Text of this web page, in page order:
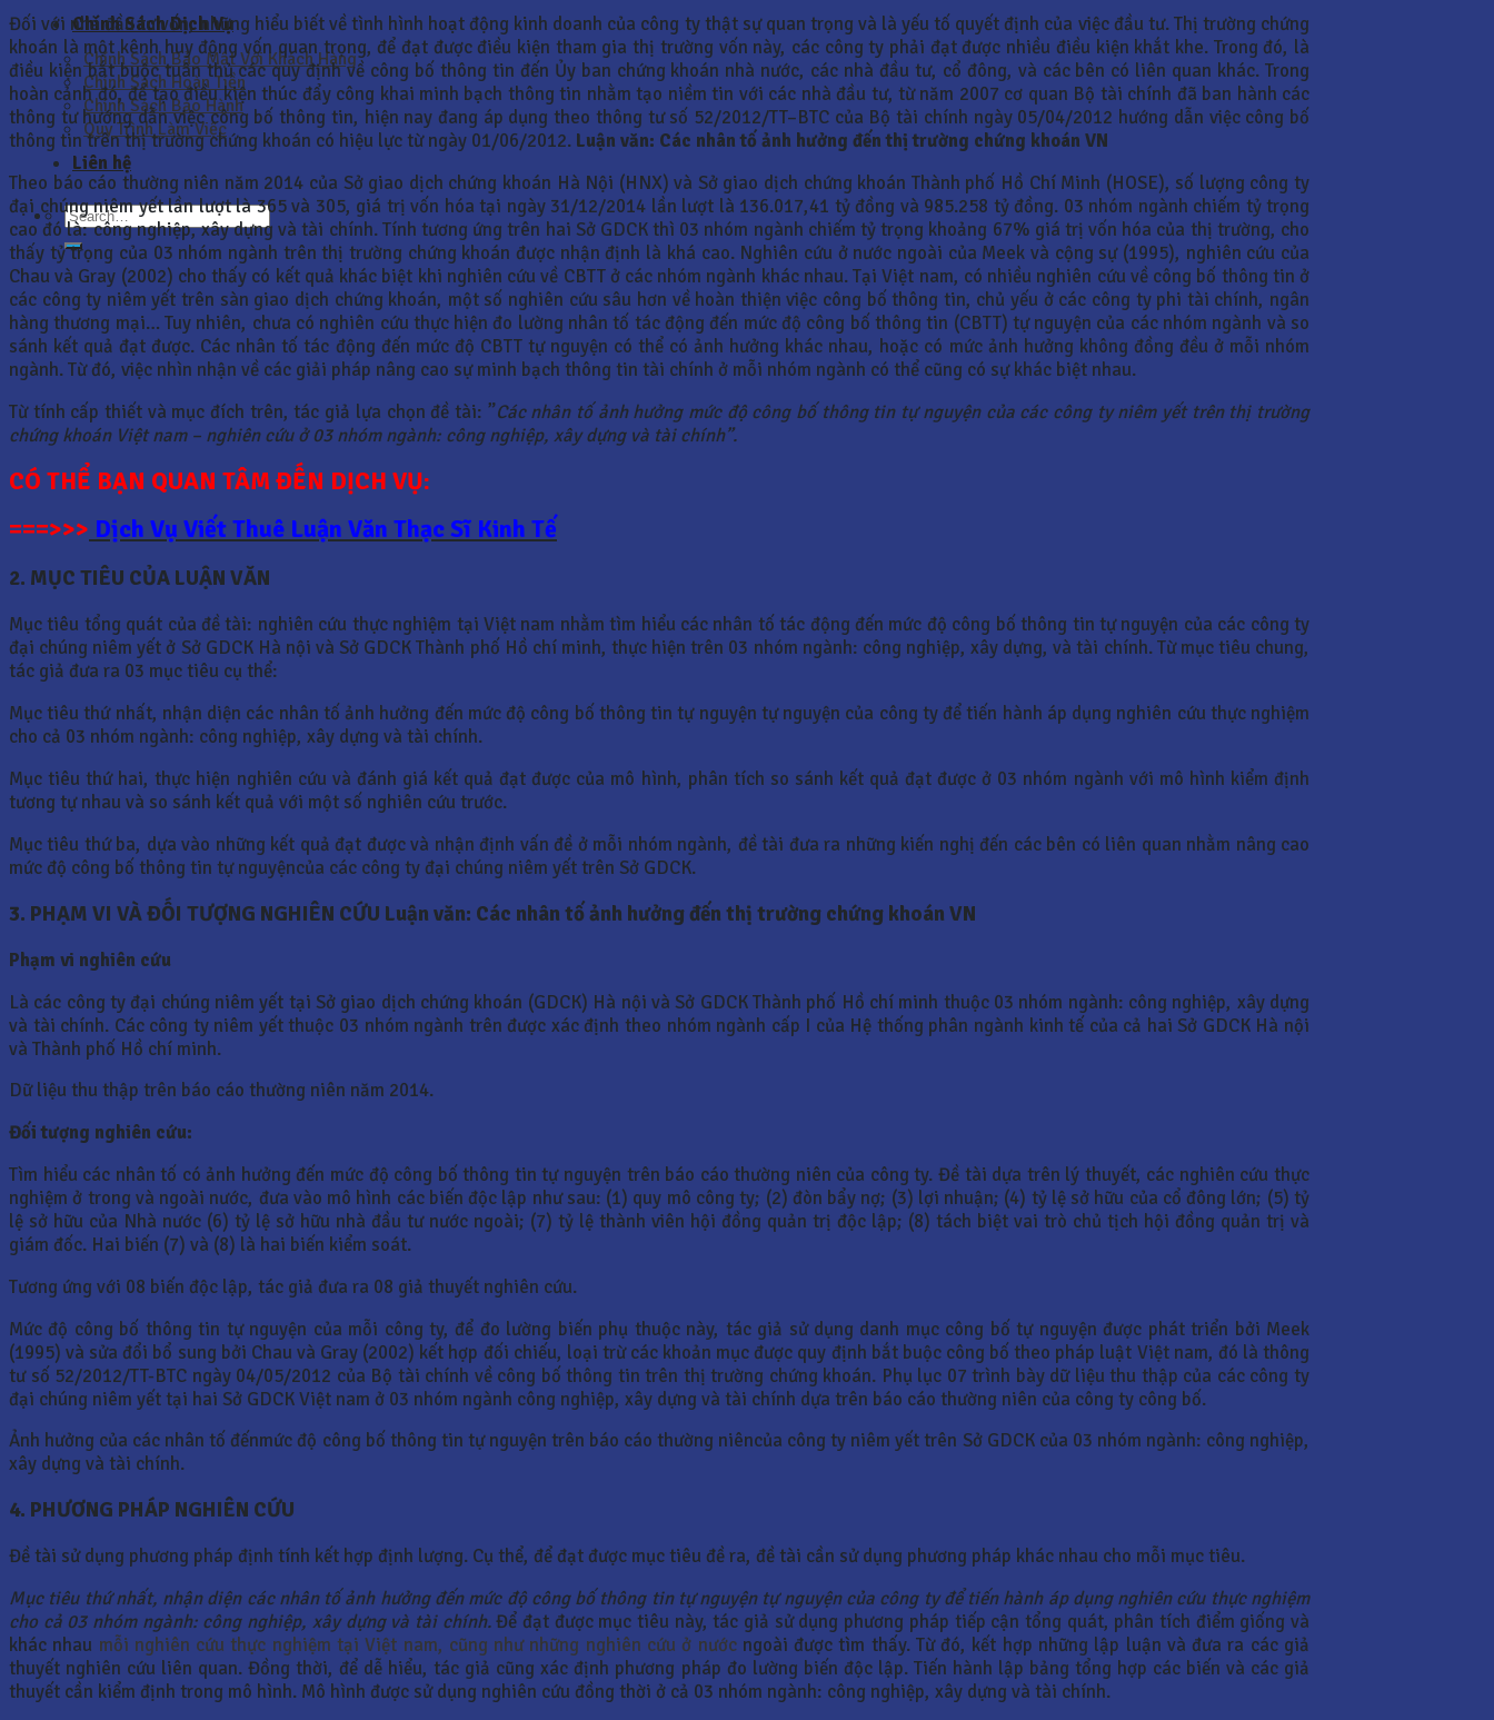
Chính Sách Dịch Vụ
Chính Sách Bảo Mật Với Khách Hàng
Chính Sách Hoàn Tiền
Chính Sách Bảo Hành
Quy Trình Làm Việc
Liên hệ
Đối với nhà đầu tư vốn, những hiểu biết về tình hình hoạt động kinh doanh của công ty thật sự quan trọng và là yếu tố quyết định của việc đầu tư. Thị trường chứng
khoán là một kênh huy động vốn quan trọng, để đạt được điều kiện tham gia thị trường vốn này, các công ty phải đạt được nhiều điều kiện khắt khe. Trong đó, là
điều kiện bắt buộc tuân thủ các quy định về công bố thông tin đến Ủy ban chứng khoán nhà nước, các nhà đầu tư, cổ đông, và các bên có liên quan khác. Trong
hoàn cảnh đó, để tạo điều kiện thúc đẩy công khai minh bạch thông tin nhằm tạo niềm tin với các nhà đầu tư, từ năm 2007 cơ quan Bộ tài chính đã ban hành các
thông tư hướng dẫn việc công bố thông tin, hiện nay đang áp dụng theo thông tư số 52/2012/TT–BTC của Bộ tài chính ngày 05/04/2012 hướng dẫn việc công bố
thông tin trên thị trường chứng khoán có hiệu lực từ ngày 01/06/2012. Luận văn: Các nhân tố ảnh hưởng đến thị trường chứng khoán VN
Theo báo cáo thường niên năm 2014 của Sở giao dịch chứng khoán Hà Nội (HNX) và Sở giao dịch chứng khoán Thành phố Hồ Chí Minh (HOSE), số lượng công ty
đại chúng niêm yết lần lượt là 365 và 305, giá trị vốn hóa tại ngày 31/12/2014 lần lượt là 136.017,41 tỷ đồng và 985.258 tỷ đồng. 03 nhóm ngành chiếm tỷ trọng
cao đó là: công nghiệp, xây dựng và tài chính. Tính tương ứng trên hai Sở GDCK thì 03 nhóm ngành chiếm tỷ trọng khoảng 67% giá trị vốn hóa của thị trường, cho
thấy tỷ trọng của 03 nhóm ngành trên thị trường chứng khoán được nhận định là khá cao. Nghiên cứu ở nước ngoài của Meek và cộng sự (1995), nghiên cứu của
Chau và Gray (2002) cho thấy có kết quả khác biệt khi nghiên cứu về CBTT ở các nhóm ngành khác nhau. Tại Việt nam, có nhiều nghiên cứu về công bố thông tin ở
các công ty niêm yết trên sàn giao dịch chứng khoán, một số nghiên cứu sâu hơn về hoàn thiện việc công bố thông tin, chủ yếu ở các công ty phi tài chính, ngân
hàng thương mại… Tuy nhiên, chưa có nghiên cứu thực hiện đo lường nhân tố tác động đến mức độ công bố thông tin (CBTT) tự nguyện của các nhóm ngành và so
sánh kết quả đạt được. Các nhân tố tác động đến mức độ CBTT tự nguyện có thể có ảnh hưởng khác nhau, hoặc có mức ảnh hưởng không đồng đều ở mỗi nhóm
ngành. Từ đó, việc nhìn nhận về các giải pháp nâng cao sự minh bạch thông tin tài chính ở mỗi nhóm ngành có thể cũng có sự khác biệt nhau.
Từ tính cấp thiết và mục đích trên, tác giả lựa chọn đề tài: ”Các nhân tố ảnh hưởng mức độ công bố thông tin tự nguyện của các công ty niêm yết trên thị trường
chứng khoán Việt nam – nghiên cứu ở 03 nhóm ngành: công nghiệp, xây dựng và tài chính”.
CÓ THỂ BẠN QUAN TÂM ĐẾN DỊCH VỤ:
===>>> Dịch Vụ Viết Thuê Luận Văn Thạc Sĩ Kinh Tế
2. MỤC TIÊU CỦA LUẬN VĂN
Mục tiêu tổng quát của đề tài: nghiên cứu thực nghiệm tại Việt nam nhằm tìm hiểu các nhân tố tác động đến mức độ công bố thông tin tự nguyện của các công ty
đại chúng niêm yết ở Sở GDCK Hà nội và Sở GDCK Thành phố Hồ chí minh, thực hiện trên 03 nhóm ngành: công nghiệp, xây dựng, và tài chính. Từ mục tiêu chung,
tác giả đưa ra 03 mục tiêu cụ thể:
Mục tiêu thứ nhất, nhận diện các nhân tố ảnh hưởng đến mức độ công bố thông tin tự nguyện tự nguyện của công ty để tiến hành áp dụng nghiên cứu thực nghiệm
cho cả 03 nhóm ngành: công nghiệp, xây dựng và tài chính.
Mục tiêu thứ hai, thực hiện nghiên cứu và đánh giá kết quả đạt được của mô hình, phân tích so sánh kết quả đạt được ở 03 nhóm ngành với mô hình kiểm định
tương tự nhau và so sánh kết quả với một số nghiên cứu trước.
Mục tiêu thứ ba, dựa vào những kết quả đạt được và nhận định vấn đề ở mỗi nhóm ngành, đề tài đưa ra những kiến nghị đến các bên có liên quan nhằm nâng cao
mức độ công bố thông tin tự nguyệncủa các công ty đại chúng niêm yết trên Sở GDCK.
3. PHẠM VI VÀ ĐỐI TƯỢNG NGHIÊN CỨU Luận văn: Các nhân tố ảnh hưởng đến thị trường chứng khoán VN
Phạm vi nghiên cứu
Là các công ty đại chúng niêm yết tại Sở giao dịch chứng khoán (GDCK) Hà nội và Sở GDCK Thành phố Hồ chí minh thuộc 03 nhóm ngành: công nghiệp, xây dựng
và tài chính. Các công ty niêm yết thuộc 03 nhóm ngành trên được xác định theo nhóm ngành cấp I của Hệ thống phân ngành kinh tế của cả hai Sở GDCK Hà nội
và Thành phố Hồ chí minh.
Dữ liệu thu thập trên báo cáo thường niên năm 2014.
Đối tượng nghiên cứu:
Tìm hiểu các nhân tố có ảnh hưởng đến mức độ công bố thông tin tự nguyện trên báo cáo thường niên của công ty. Đề tài dựa trên lý thuyết, các nghiên cứu thực
nghiệm ở trong và ngoài nước, đưa vào mô hình các biến độc lập như sau: (1) quy mô công ty; (2) đòn bẩy nợ; (3) lợi nhuận; (4) tỷ lệ sở hữu của cổ đông lớn; (5) tỷ
lệ sở hữu của Nhà nước (6) tỷ lệ sở hữu nhà đầu tư nước ngoài; (7) tỷ lệ thành viên hội đồng quản trị độc lập; (8) tách biệt vai trò chủ tịch hội đồng quản trị và
giám đốc. Hai biến (7) và (8) là hai biến kiểm soát.
Tương ứng với 08 biến độc lập, tác giả đưa ra 08 giả thuyết nghiên cứu.
Mức độ công bố thông tin tự nguyện của mỗi công ty, để đo lường biến phụ thuộc này, tác giả sử dụng danh mục công bố tự nguyện được phát triển bởi Meek
(1995) và sửa đổi bổ sung bởi Chau và Gray (2002) kết hợp đối chiếu, loại trừ các khoản mục được quy định bắt buộc công bố theo pháp luật Việt nam, đó là thông
tư số 52/2012/TT-BTC ngày 04/05/2012 của Bộ tài chính về công bố thông tin trên thị trường chứng khoán. Phụ lục 07 trình bày dữ liệu thu thập của các công ty
đại chúng niêm yết tại hai Sở GDCK Việt nam ở 03 nhóm ngành công nghiệp, xây dựng và tài chính dựa trên báo cáo thường niên của công ty công bố.
Ảnh hưởng của các nhân tố đếnmức độ công bố thông tin tự nguyện trên báo cáo thường niêncủa công ty niêm yết trên Sở GDCK của 03 nhóm ngành: công nghiệp,
xây dựng và tài chính.
4. PHƯƠNG PHÁP NGHIÊN CỨU
Đề tài sử dụng phương pháp định tính kết hợp định lượng. Cụ thể, để đạt được mục tiêu đề ra, đề tài cần sử dụng phương pháp khác nhau cho mỗi mục tiêu.
Mục tiêu thứ nhất, nhận diện các nhân tố ảnh hưởng đến mức độ công bố thông tin tự nguyện tự nguyện của công ty để tiến hành áp dụng nghiên cứu thực nghiệm
cho cả 03 nhóm ngành: công nghiệp, xây dựng và tài chính.Để đạt được mục tiêu này, tác giả sử dụng phương pháp tiếp cận tổng quát, phân tích điểm giống và
khác nhau mỗi nghiên cứu thực nghiệm tại Việt nam, cũng như những nghiên cứu ở nước ngoài được tìm thấy. Từ đó, kết hợp những lập luận và đưa ra các giả
thuyết nghiên cứu liên quan. Đồng thời, để dễ hiểu, tác giả cũng xác định phương pháp đo lường biến độc lập. Tiến hành lập bảng tổng hợp các biến và các giả
thuyết cần kiểm định trong mô hình. Mô hình được sử dụng nghiên cứu đồng thời ở cả 03 nhóm ngành: công nghiệp, xây dựng và tài chính.